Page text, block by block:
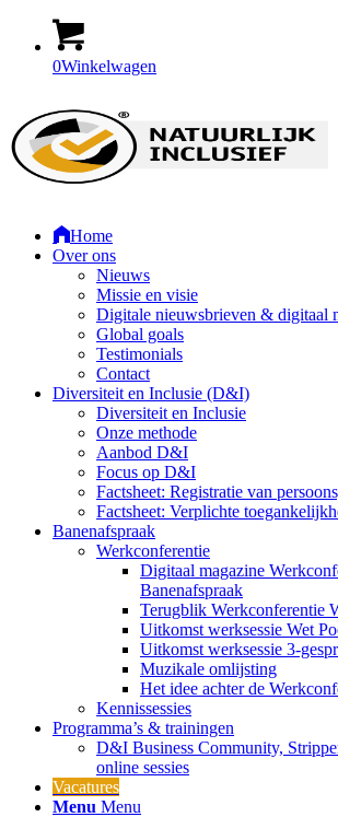
0Winkelwagen
Home
Over ons
Nieuws
Missie en visie
Digitale nieuwsbrieven & digitaal
Global goals
Testimonials
Contact
Diversiteit en Inclusie (D&I)
Diversiteit en Inclusie
Onze methode
Aanbod D&I
Focus op D&I
Factsheet: Registratie van
Factsheet: Verplichte
Banenafspraak
Werkconferentie
Digitaal magazine
Banenafspraak
Terugblik Werkconferentie
Uitkomst werksessie Wet
Uitkomst werksessie 3-
Muzikale omlijsting
Het idee achter de
Kennissessies
Programma’s & trainingen
D&I Business Community,
online sessies
Vacatures
Menu Menu